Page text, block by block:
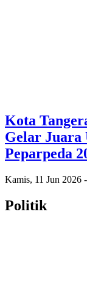
Kota
Gelar Juara
Peparpeda
Kamis, 11 Jun 2026
Politik